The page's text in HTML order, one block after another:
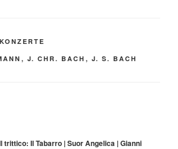
, J. CHR. BACH , J. S. BACH
trittico: Il Tabarro | Suor Angelica | Gianni